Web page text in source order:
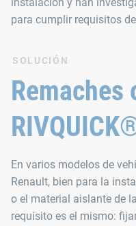
instalación y han
para cumplir requisitos
SOLUCIÓN
Remaches
En varios modelos de
Renault, bien para la
o el material aislante de
requisito es el mismo: